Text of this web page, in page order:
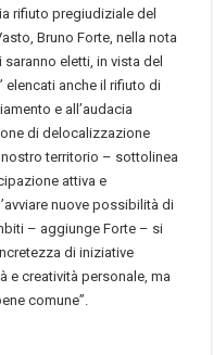
rifiuto pregiudiziale del
Bruno Forte, nella nota
eletti, in vista del
elencati anche il rifiuto di
e all’audacia
di delocalizzazione
territorio – sottolinea
attiva e
nuove possibilità di
– aggiunge Forte – si
di iniziative
e creatività personale, ma
comune”.